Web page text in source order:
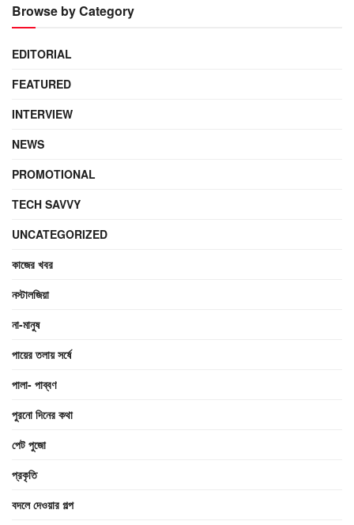
Browse by Category
EDITORIAL
FEATURED
INTERVIEW
NEWS
PROMOTIONAL
TECH SAVVY
UNCATEGORIZED
কাজের খবর
নস্টালজিয়া
না-মানুষ
পায়ের তলায় সর্ষে
পালা- পাব্বণ
পুরনো দিনের কথা
পেট পুজো
প্রকৃতি
বদলে দেওয়ার গল্প